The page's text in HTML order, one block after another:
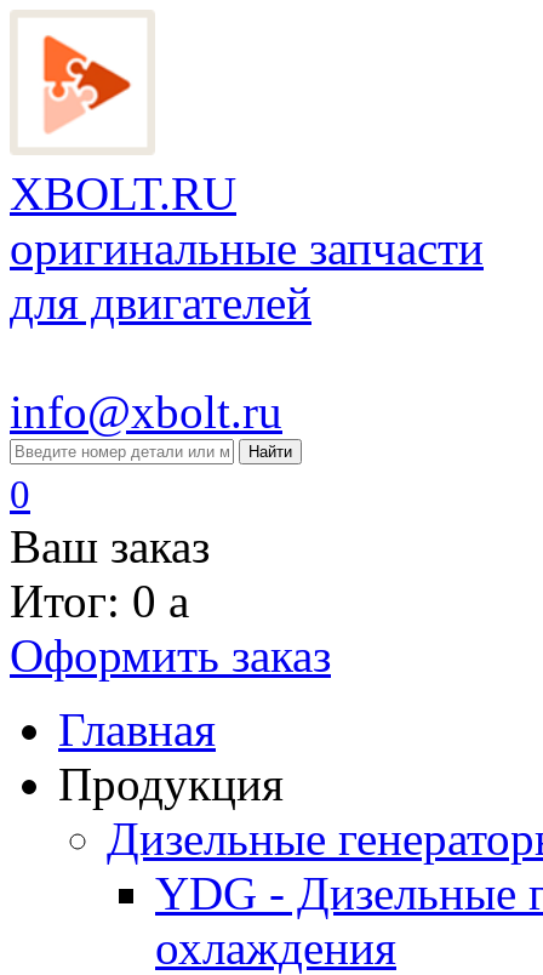
XBOLT.RU
оригинальные запчасти
для двигателей
info@xbolt.ru
Найти
0
Ваш заказ
Итог: 0 a
Оформить заказ
Главная
Продукция
Дизельные
YDG - Дизельные
охлаждения